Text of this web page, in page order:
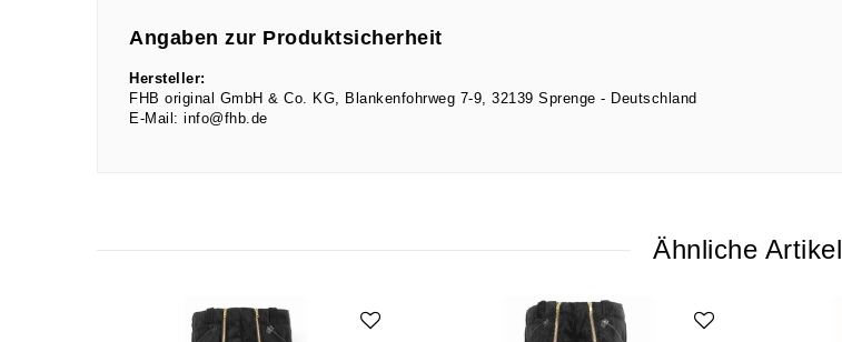
Angaben zur Produktsicherheit
Hersteller:
FHB original GmbH & Co. KG
Blankenfohrweg 7-9 32139 Sprenge
Deutschland
E-Mail: info@fhb.de
Ähnliche Artikel